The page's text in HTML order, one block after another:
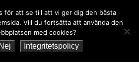
för att se till att vi ger dig den bästa
Vill du fortsätta att använda den
med cookies?
Nej Integritetspolicy